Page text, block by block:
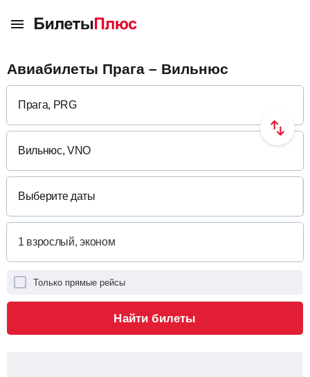
Авиабилеты Прага – Вильнюс
Выберите даты
Только прямые рейсы
Найти билеты